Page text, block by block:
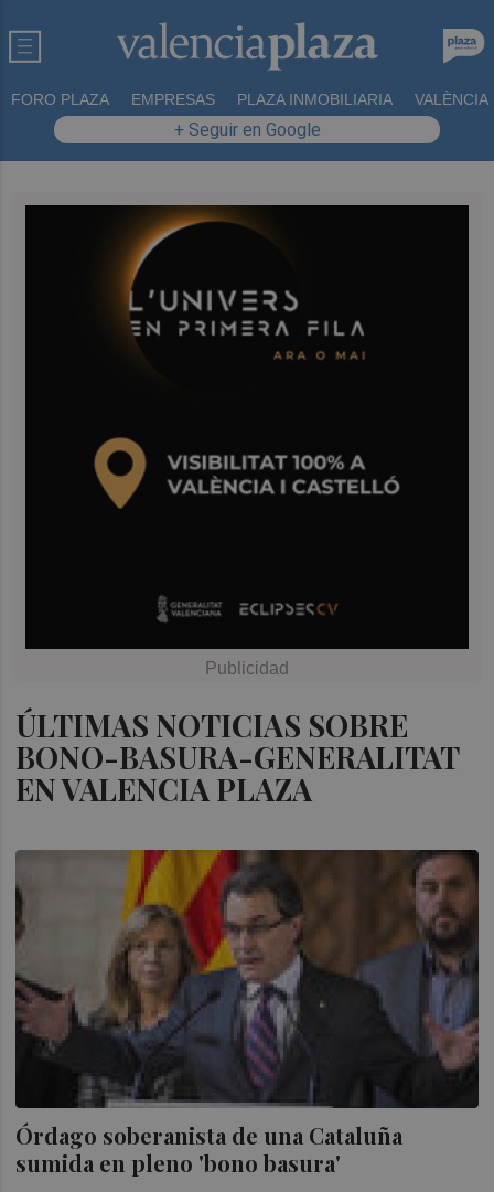
FORO PLAZA EMPRESAS PLAZA INMOBILIARIA VALÈNCIA
+ Seguir en Google
ÚLTIMAS NOTICIAS SOBRE
BONO-BASURA-GENERALITAT
EN VALENCIA PLAZA
Órdago soberanista de una Cataluña
sumida en pleno 'bono basura'